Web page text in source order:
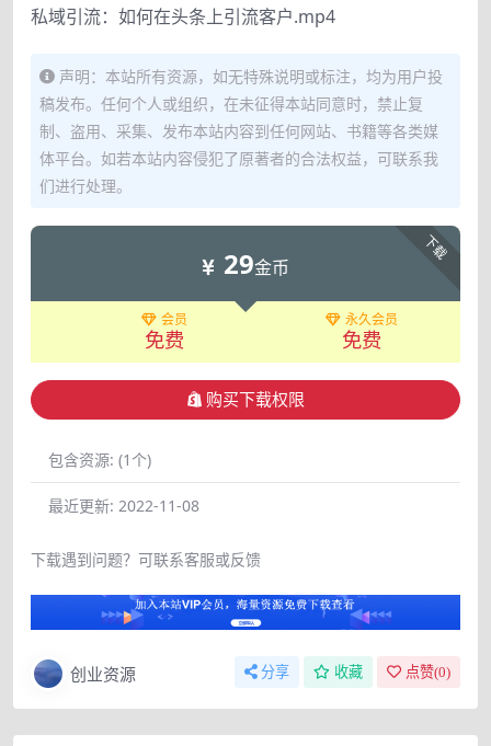
私域引流：如何在头条上引流客户.mp4
声明：本站所有资源，如无特殊说明或标注，均为用户投
稿发布。任何个人或组织，在未征得本站同意时，禁止复
制、盗用、采集、发布本站内容到任何网站、书籍等各类媒
体平台。如若本站内容侵犯了原著者的合法权益，可联系我
们进行处理。
下载
29金币
会员
免费
永久会员
免费
购买下载权限
包含资源: (1个)
最近更新: 2022-11-08
下载遇到问题？可联系客服或反馈
创业资源 分享 收藏 点赞(0)